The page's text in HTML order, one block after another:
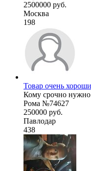
2500000 руб.
Москва
198
Товар очень
Кому срочно нужно
Рома №74627
250000 руб.
Павлодар
438